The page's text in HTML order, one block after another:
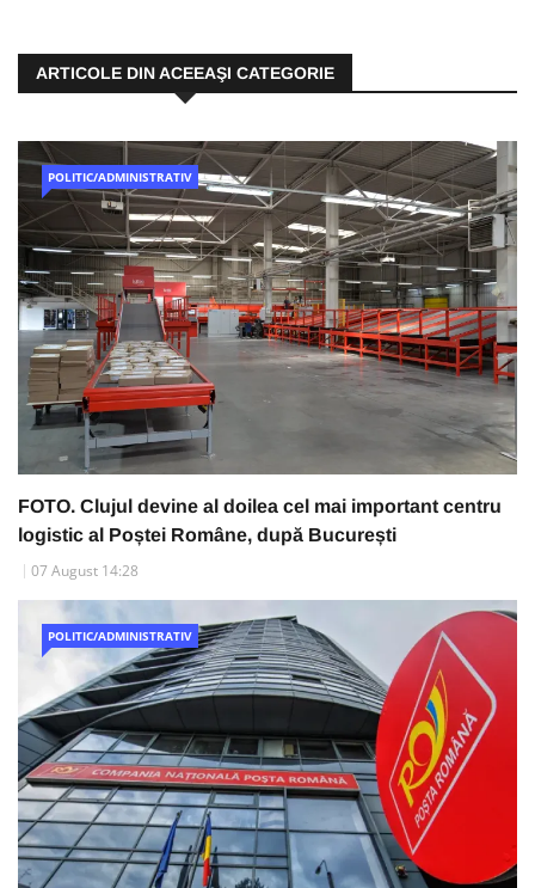
ARTICOLE DIN ACEEAŞI CATEGORIE
POLITIC/ADMINISTRATIV
FOTO. Clujul devine al doilea cel mai important centru
logistic al Poștei Române, după București
07 August 14:28
POLITIC/ADMINISTRATIV